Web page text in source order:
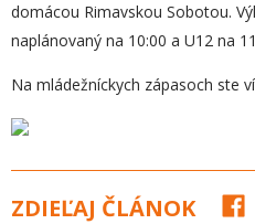
domácou Rimavskou Sobotou.
naplánovaný na 10:00 a U12 na
Na mládežníckych zápasoch ste
ZDIEĽAJ ČLÁNOK